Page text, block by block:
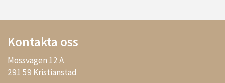
Kontakta oss
Mossvägen 12 A
291 59 Kristianstad